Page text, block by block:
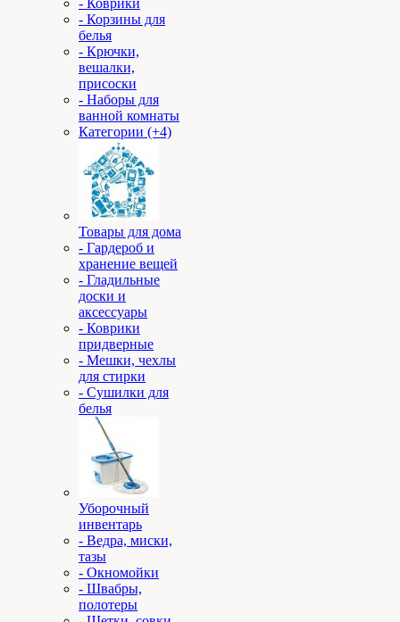
- Коврики
- Корзины для
белья
- Крючки,
вешалки,
присоски
- Наборы для
ванной комнаты
Категории (+4)
Товары для дома
- Гардероб и
хранение вещей
- Гладильные
доски и
аксессуары
- Коврики
придверные
- Мешки, чехлы
для стирки
- Сушилки для
белья
Уборочный
инвентарь
- Ведра, миски,
тазы
- Окномойки
- Швабры,
полотеры